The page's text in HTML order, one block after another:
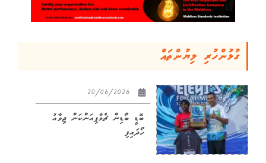
ގުޅުންހުރި ލިޔުންތައް
ބޮޑީ ބޯޑިން ޗެމްޕިއަންކަން ޖިވާއު
ހޯދައިފި